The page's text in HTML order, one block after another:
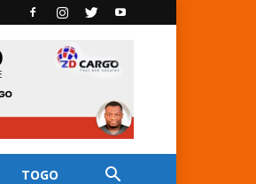
TOGO